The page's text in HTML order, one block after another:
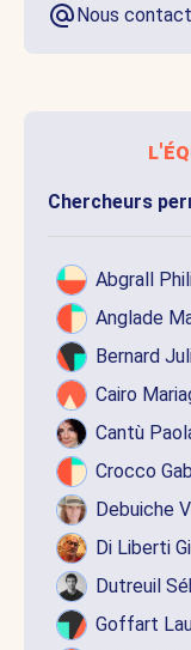
Nous
Chercheurs
Abgrall
Anglade
Bernard
Cairo
Cantù
Crocco
Debuiche
Di Liberti
Dutreuil
Goffart